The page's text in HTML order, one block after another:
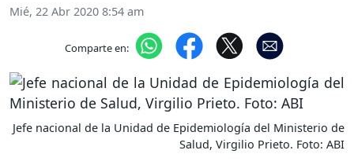
Mié, 22 Abr 2020 8:54 am
Comparte en:
Jefe nacional de la Unidad de Epidemiología del Ministerio de
Salud, Virgilio Prieto. Foto: ABI